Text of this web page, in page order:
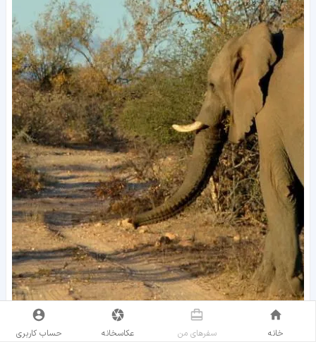
خانه سفر‌های من عکاسخانه حساب کاربری